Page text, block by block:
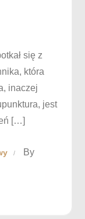
się z
która
inaczej
jest
[…]
By